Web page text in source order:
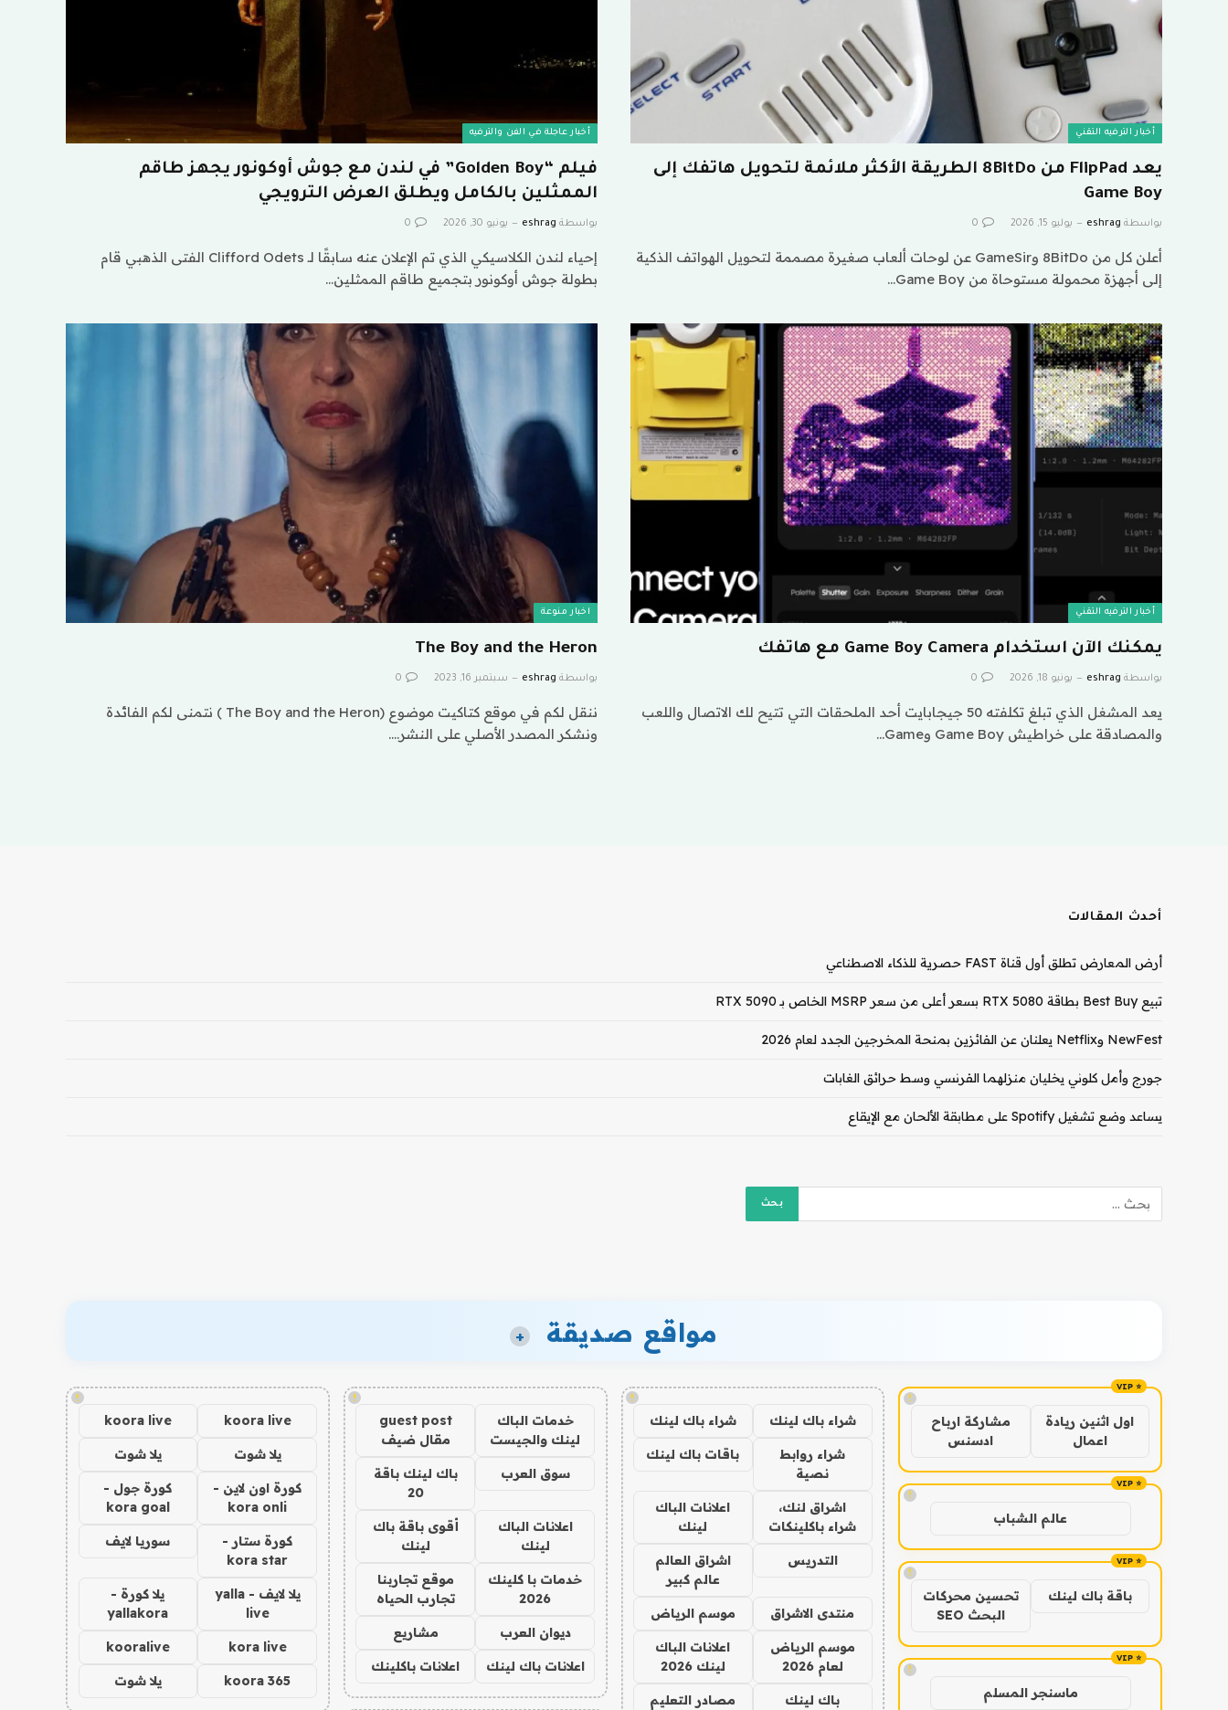
أخبار الترفيه التقني
يعد FlipPad من 8BitDo الطريقة الأكثر ملائمة لتحويل هاتفك إلى
Game Boy
بواسطة eshrag يوليو 15, 2026 0
أعلن كل من 8BitDo وGameSir عن لوحات ألعاب صغيرة مصممة لتحويل الهواتف الذكية
إلى أجهزة محمولة مستوحاة من Game Boy…
أخبار عاجلة في الفن والترفيه
فيلم “Golden Boy” في لندن مع جوش أوكونور يجهز طاقم
الممثلين بالكامل ويطلق العرض الترويجي
بواسطة eshrag يونيو 30, 2026 0
إحياء لندن الكلاسيكي الذي تم الإعلان عنه سابقًا لـ Clifford Odets الفتى الذهبي قام
بطولة جوش أوكونور بتجميع طاقم الممثلين…
أخبار الترفيه التقني
يمكنك الآن استخدام Game Boy Camera مع هاتفك
بواسطة eshrag يونيو 18, 2026 0
يعد المشغل الذي تبلغ تكلفته 50 جيجابايت أحد الملحقات التي تتيح لك الاتصال واللعب
والمصادقة على خراطيش Game Boy وGame…
اخبار منوعة
The Boy and the Heron
بواسطة eshrag سبتمبر 16, 2023 0
ننقل لكم في موقع كتاكيت موضوع (The Boy and the Heron ) نتمنى لكم الفائدة
ونشكر المصدر الأصلي على النشر.…
أحدث المقالات
أرض المعارض تطلق أول قناة FAST حصرية للذكاء الاصطناعي
تبيع Best Buy بطاقة RTX 5080 بسعر أعلى من سعر MSRP الخاص بـ RTX 5090
NewFest وNetflix يعلنان عن الفائزين بمنحة المخرجين الجدد لعام 2026
جورج وأمل كلوني يخليان منزلهما الفرنسي وسط حرائق الغابات
يساعد وضع تشغيل Spotify على مطابقة الألحان مع الإيقاع
مواقع صديقة +
!
اول اثنين ريادة
اعمال
مشاركة ارباح
ادسنس
!
عالم الشباب
!
باقة باك لينك
تحسين محركات
البحث SEO
!
ماسنجر المسلم
!
شراء باك لينك شراء باك لينك
شراء روابط
نصية
باقات باك لينك
اشراق لنك،
شراء باكلينكات
اعلانات الباك
لينك
التدريس
اشراق العالم
عالم كبير
منتدى الاشراق موسم الرياض
موسم الرياض
لعام 2026
اعلانات الباك
لينك 2026
باك لينك
مصادر التعليم
!
خدمات الباك
لينك والجيست
guest post
مقال ضيف
سوق العرب
باك لينك باقة
20
اعلانات الباك
لينك
أقوى باقة باك
لينك
خدمات با كلينك
2026
موقع تجاربنا
تجارب الحياه
ديوان العرب مشاريع
اعلانات باك لينك اعلانات باكلينك
!
koora live
koora live
يلا شوت يلا شوت
كورة اون لاين -
kora onli
كورة جول -
kora goal
كورة ستار -
kora star
سوريا لايف
يلا لايف - yalla
live
يلا كورة -
yallakora
kora live
kooralive
koora 365 يلا شوت